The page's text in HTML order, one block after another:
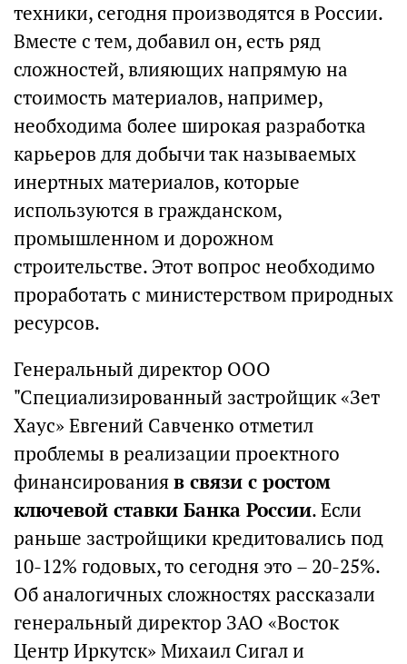
техники, сегодня производятся в России.
Вместе с тем, добавил он, есть ряд
сложностей, влияющих напрямую на
стоимость материалов, например,
необходима более широкая разработка
карьеров для добычи так называемых
инертных материалов, которые
используются в гражданском,
промышленном и дорожном
строительстве. Этот вопрос необходимо
проработать с министерством природных
ресурсов.
Генеральный директор ООО
"Специализированный застройщик «Зет
Хаус» Евгений Савченко отметил
проблемы в реализации проектного
финансированияв связи с ростом
ключевой ставки Банка России. Если
раньше застройщики кредитовались под
10-12% годовых, то сегодня это – 20-25%.
Об аналогичных сложностях рассказали
генеральный директор ЗАО «Восток
Центр Иркутск» Михаил Сигал и